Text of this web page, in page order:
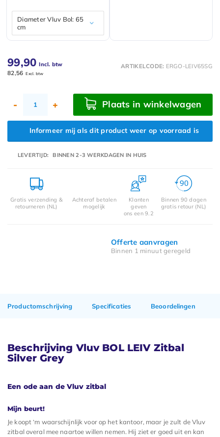
Diameter Vluv Bol: 65
cm
99,90 Incl. btw
82,56 Excl. btw
ARTIKELCODE: ERGO-LEIV65SG
- + Plaats in winkelwagen
Informeer mij als dit product weer op voorraad is
LEVERTIJD: BINNEN 2-3 WERKDAGEN IN HUIS
Gratis verzending &
retourneren (NL)
Achteraf betalen
mogelijk
Klanten
geven
ons een 9.2
Binnen 90 dagen
gratis retour (NL)
Offerte aanvragen
Binnen 1 minuut geregeld
Productomschrijving Specificaties Beoordelingen
Beschrijving Vluv BOL LEIV Zitbal
Silver Grey
Een ode aan de Vluv zitbal
Mijn beurt!
Je koopt ‘m waarschijnlijk voor op het kantoor, maar je zult de Vluv
zitbal overal mee naartoe willen nemen. Hij ziet er goed uit en kan